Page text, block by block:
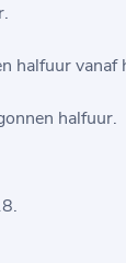
halfuur vanaf
halfuur.